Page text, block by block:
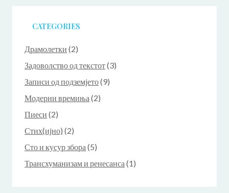
CATEGORIES
Драмолетки (2)
Задоволство од текстот(3)
Записи од подземјето(9)
Модерни времиња (2)
Пиеси (2)
Стих(ијно) (2)
Сто и кусур збора (5)
Трансхуманизам и ренесанса (1)